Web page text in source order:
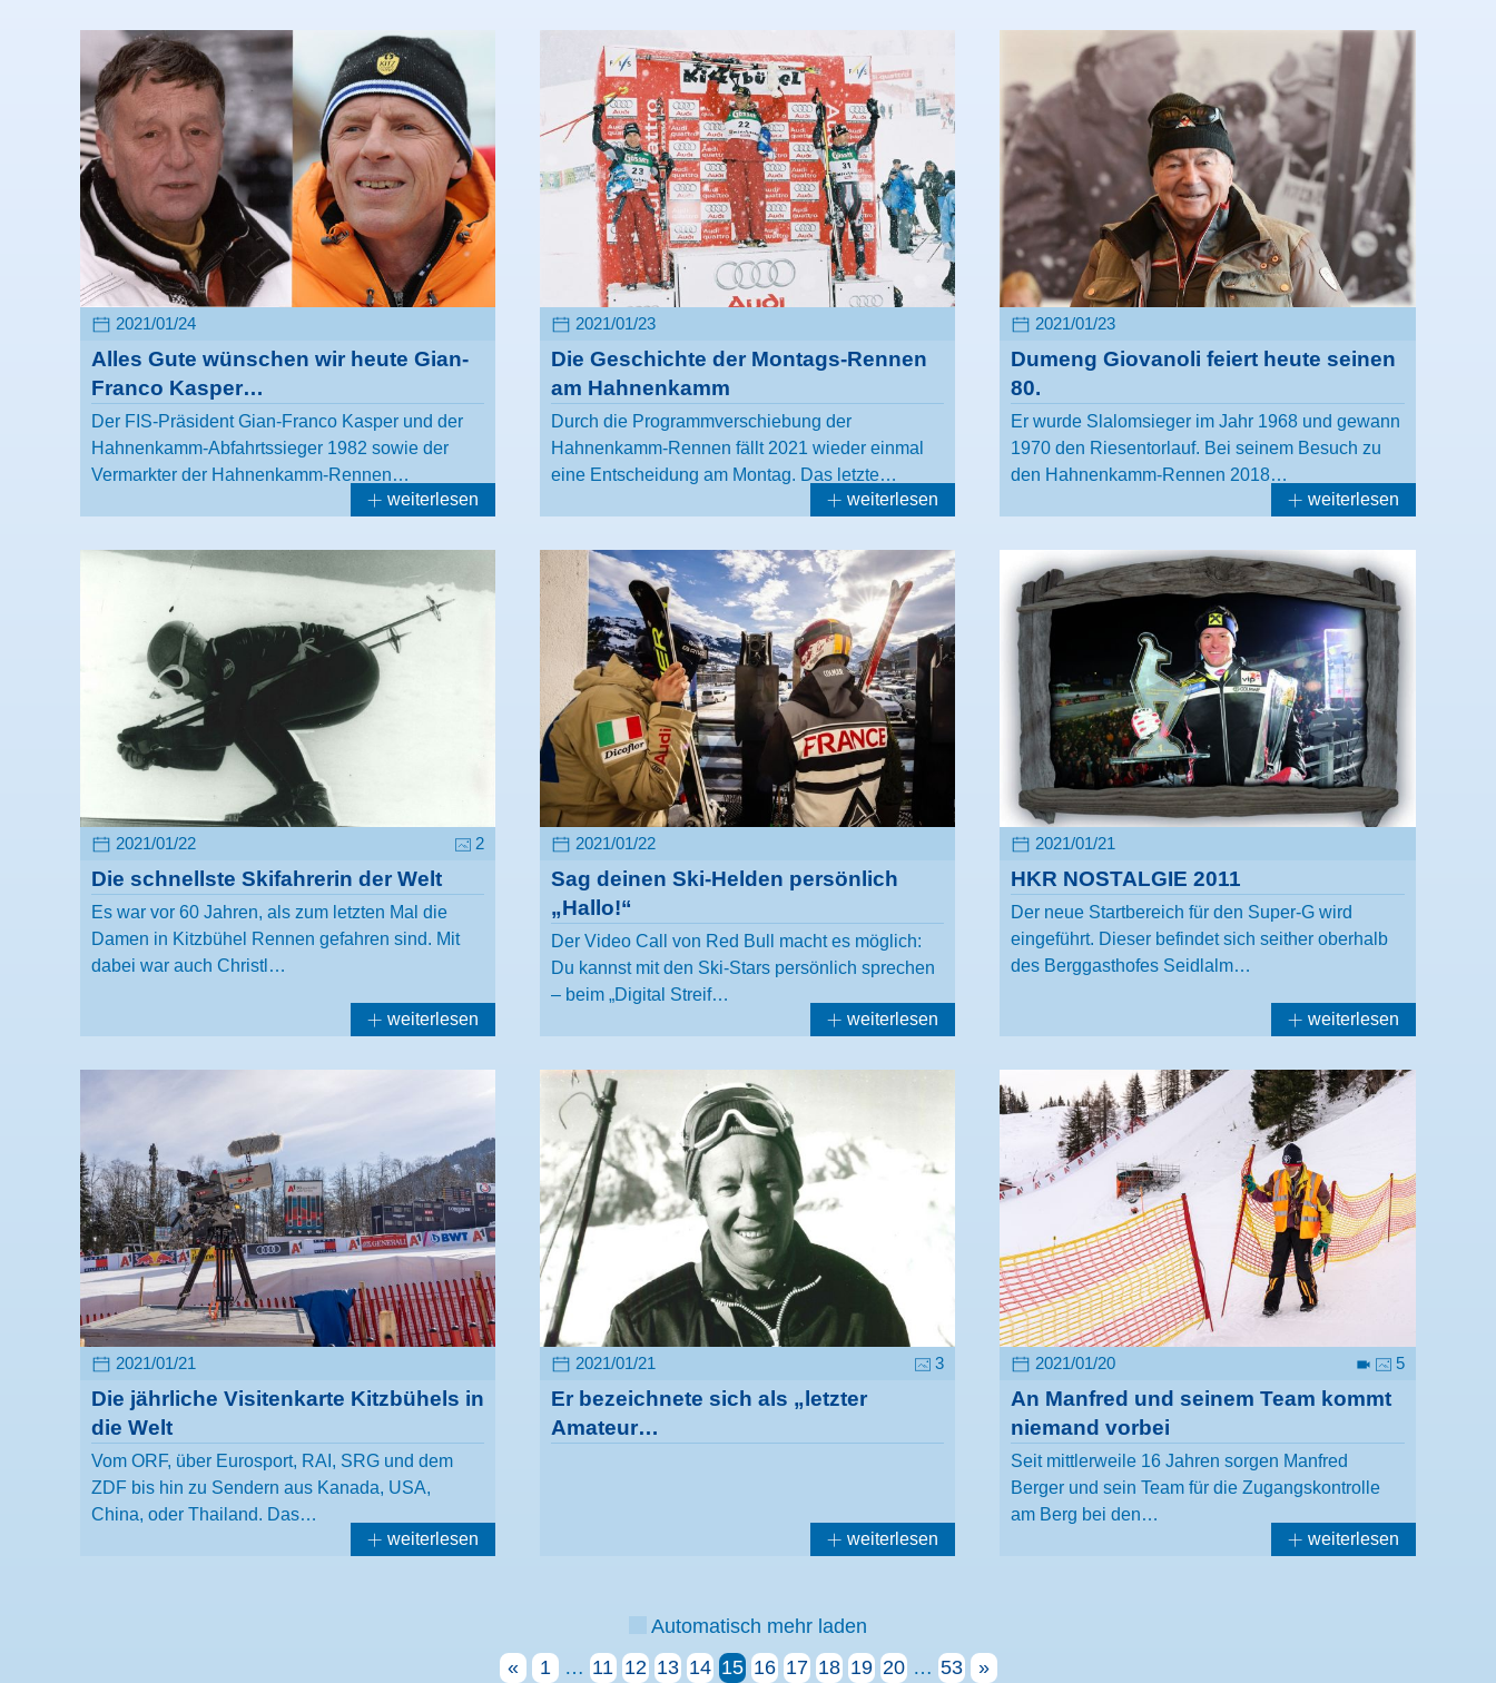
2021/01/24
Alles Gute wünschen wir heute Gian-
Franco Kasper…
Der FIS-Präsident Gian-Franco Kasper und der
Hahnenkamm-Abfahrtssieger 1982 sowie der
Vermarkter der Hahnenkamm-Rennen…
weiterlesen
2021/01/23
Die Geschichte der Montags-Rennen
am Hahnenkamm
Durch die Programmverschiebung der
Hahnenkamm-Rennen fällt 2021 wieder einmal
eine Entscheidung am Montag. Das letzte…
weiterlesen
2021/01/23
Dumeng Giovanoli feiert heute seinen
80.
Er wurde Slalomsieger im Jahr 1968 und gewann
1970 den Riesentorlauf. Bei seinem Besuch zu
den Hahnenkamm-Rennen 2018…
weiterlesen
2021/01/22 2
Die schnellste Skifahrerin der Welt
Es war vor 60 Jahren, als zum letzten Mal die
Damen in Kitzbühel Rennen gefahren sind. Mit
dabei war auch Christl…
weiterlesen
2021/01/22
Sag deinen Ski-Helden persönlich
„Hallo!“
Der Video Call von Red Bull macht es möglich:
Du kannst mit den Ski-Stars persönlich sprechen
– beim „Digital Streif…
weiterlesen
2021/01/21
HKR NOSTALGIE 2011
Der neue Startbereich für den Super-G wird
eingeführt. Dieser befindet sich seither oberhalb
des Berggasthofes Seidlalm…
weiterlesen
2021/01/21
Die jährliche Visitenkarte Kitzbühels in
die Welt
Vom ORF, über Eurosport, RAI, SRG und dem
ZDF bis hin zu Sendern aus Kanada, USA,
China, oder Thailand. Das…
weiterlesen
2021/01/21 3
Er bezeichnete sich als „letzter
Amateur…
weiterlesen
2021/01/20 5
An Manfred und seinem Team kommt
niemand vorbei
Seit mittlerweile 16 Jahren sorgen Manfred
Berger und sein Team für die Zugangskontrolle
am Berg bei den…
weiterlesen
Automatisch mehr laden
«
1 … 11 12 13 14 15 16 17 18 19 20 … 53 »